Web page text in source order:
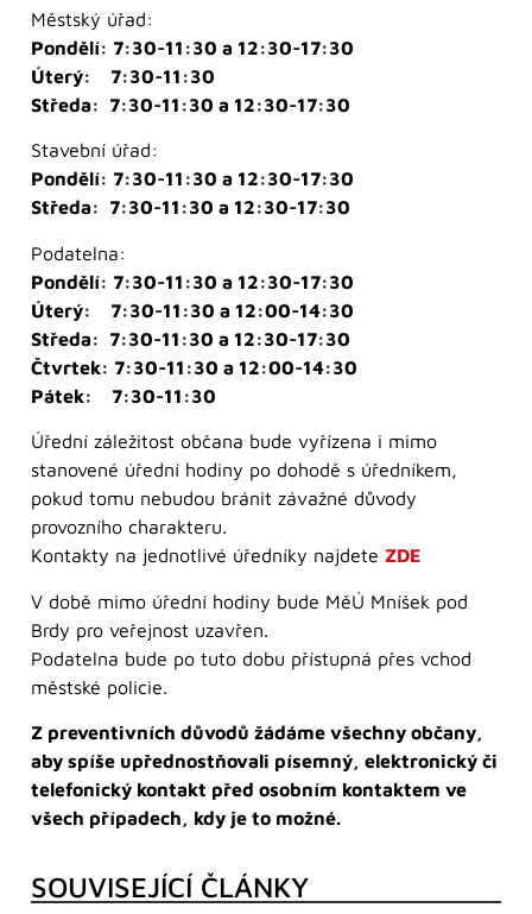
Městský úřad:
Pondělí: 7:30-11:30 a 12:30-17:30
Úterý: 7:30-11:30
Středa: 7:30-11:30 a 12:30-17:30
Stavební úřad:
Pondělí: 7:30-11:30 a 12:30-17:30
Středa: 7:30-11:30 a 12:30-17:30
Podatelna:
Pondělí: 7:30-11:30 a 12:30-17:30
Úterý: 7:30-11:30 a 12:00-14:30
Středa: 7:30-11:30 a 12:30-17:30
Čtvrtek: 7:30-11:30 a 12:00-14:30
Pátek: 7:30-11:30
Úřední záležitost občana bude vyřízena i mimo
stanovené úřední hodiny po dohodě s úředníkem,
pokud tomu nebudou bránit závažné důvody
provozního charakteru.
Kontakty na jednotlivé úředníky najdete ZDE
V době mimo úřední hodiny bude MěÚ Mníšek pod
Brdy pro veřejnost uzavřen.
Podatelna bude po tuto dobu přístupná přes vchod
městské policie.
Z preventivních důvodů žádáme všechny občany,
aby spíše upřednostňovali písemný, elektronický či
telefonický kontakt před osobním kontaktem ve
všech případech, kdy je to možné.
SOUVISEJÍCÍ ČLÁNKY